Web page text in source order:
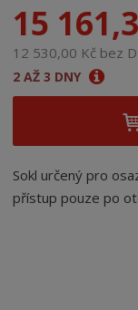
15
12 530,00 Kč bez
2 AŽ 3 DNY
Sokl určený pro
přístup pouze po